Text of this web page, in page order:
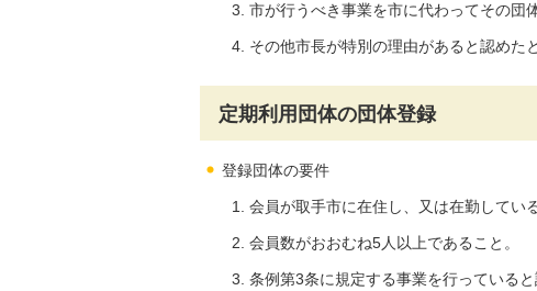
市が行うべき事業を市に代わってその団
その他市長が特別の理由があると認めたと
定期利用団体の団体登録
登録団体の要件
会員が取手市に在住し、又は在勤してい
会員数がおおむね5人以上であること。
条例第3条に規定する事業を行っていると